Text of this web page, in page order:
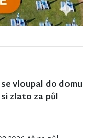
vloupal do domu
zlato za půl